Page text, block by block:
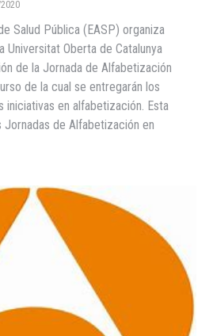
Salud Pública (EASP) organiza
Universitat Oberta de Catalunya
de la Jornada de Alfabetización
de la cual se entregarán los
iniciativas en alfabetización. Esta
de Alfabetización en